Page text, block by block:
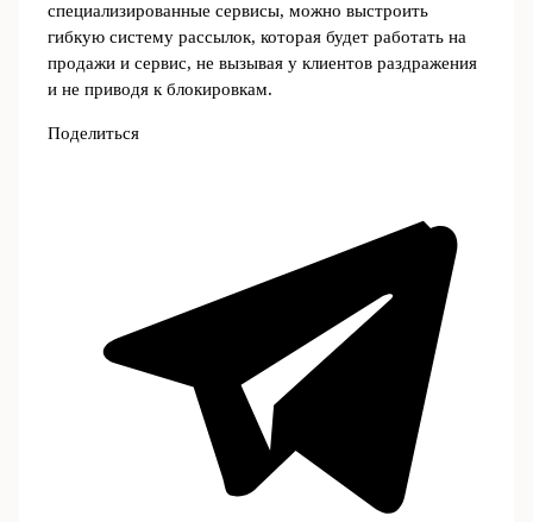
специализированные сервисы, можно выстроить
гибкую систему рассылок, которая будет работать на
продажи и сервис, не вызывая у клиентов раздражения
и не приводя к блокировкам.
Поделиться